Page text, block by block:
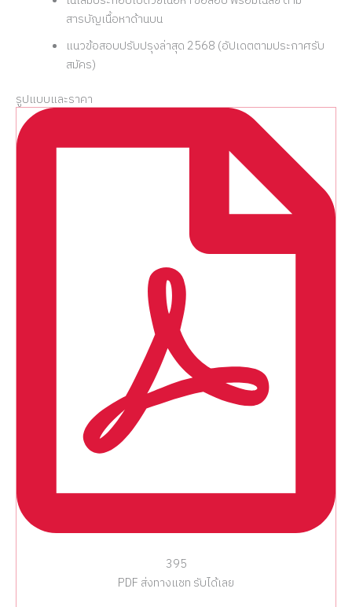
สารบัญเนื้อหาด้านบน
แนวข้อสอบปรับปรุงล่าสุด 2568 (อัปเดตตามประกาศรับ
สมัคร)
รูปแบบและราคา
395
PDF ส่งทางแชท รับได้เลย